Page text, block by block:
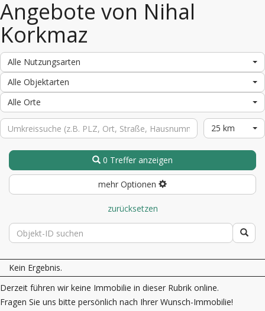
Angebote von Nihal
Korkmaz
Alle Nutzungsarten
Alle Objektarten
Alle Orte
25 km
0 Treffer anzeigen
mehr Optionen
zurücksetzen
Kein Ergebnis.
Derzeit führen wir keine Immobilie in dieser Rubrik online.
Fragen Sie uns bitte persönlich nach Ihrer Wunsch-Immobilie!